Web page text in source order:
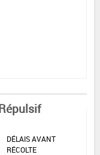
DÉLAIS AVANT
RÉCOLTE